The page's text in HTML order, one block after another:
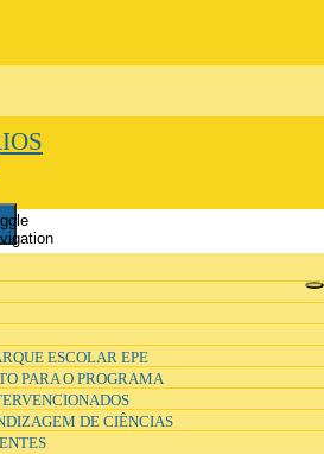
ESCOLAR EPE
PARA O PROGRAMA
DE CIÊNCIAS